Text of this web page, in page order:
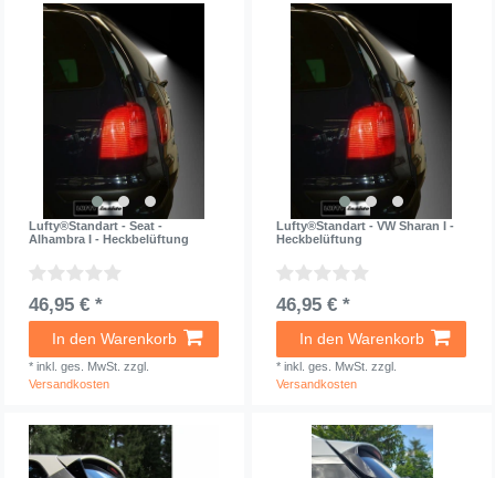
Lufty®Standart - Seat -
Alhambra I - Heckbelüftung
46,95 € *
In den Warenkorb
* inkl. ges. MwSt. zzgl.
Versandkosten
Lufty®Standart - VW Sharan I -
Heckbelüftung
46,95 € *
In den Warenkorb
* inkl. ges. MwSt. zzgl.
Versandkosten